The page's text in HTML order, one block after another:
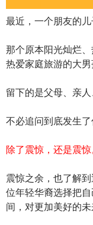
最近，一个朋友的
那个原本阳光灿烂
热爱家庭旅游的大
留下的是父母、亲人
不必追问到底发生了
除了震惊，还是震惊
震惊之余，也了解
位年轻华裔选择把
间，对更加美好的未